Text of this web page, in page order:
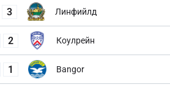
3 Линфийлд
2 Коулрейн
1 Bangor